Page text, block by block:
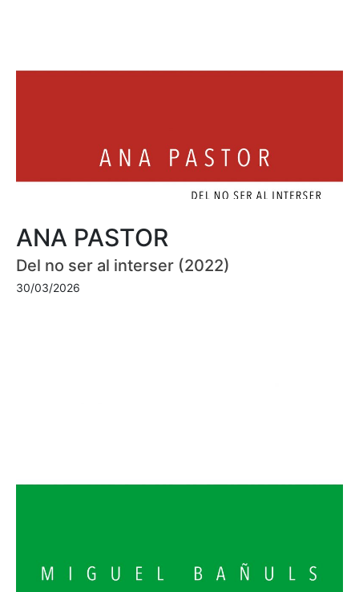
ANA PASTOR
Del no ser al interser (2022)
30/03/2026